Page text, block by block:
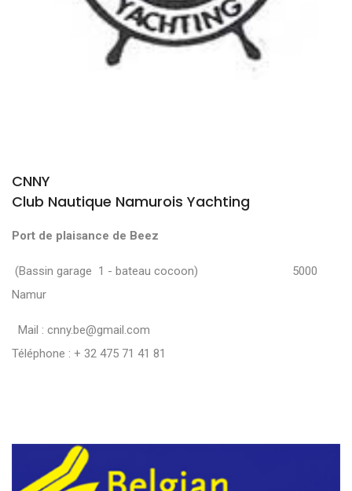
CNNY
Club Nautique Namurois Yachting
Port de plaisance de Beez
(Bassin garage 1 - bateau cocoon) 5000
Namur
Mail : cnny.be@gmail.com
Téléphone : + 32 475 71 41 81